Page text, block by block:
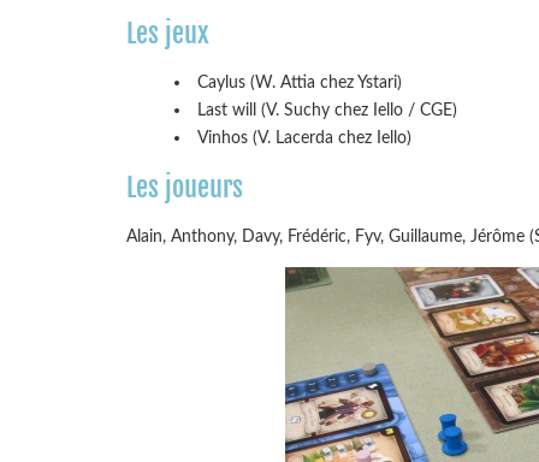
Les jeux
Caylus (W. Attia chez Ystari)
Last will (V. Suchy chez Iello / CGE)
Vinhos (V. Lacerda chez Iello)
Les joueurs
Alain, Anthony, Davy, Frédéric, Fyv, Guillaume, Jérôme